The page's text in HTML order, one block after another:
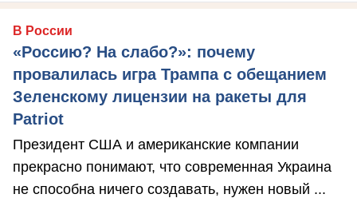
В России
«Россию? На слабо?»: почему
провалилась игра Трампа с обещанием
Зеленскому лицензии на ракеты для
Patriot
Президент США и американские компании
прекрасно понимают, что современная Украина
не способна ничего создавать, нужен новый ...